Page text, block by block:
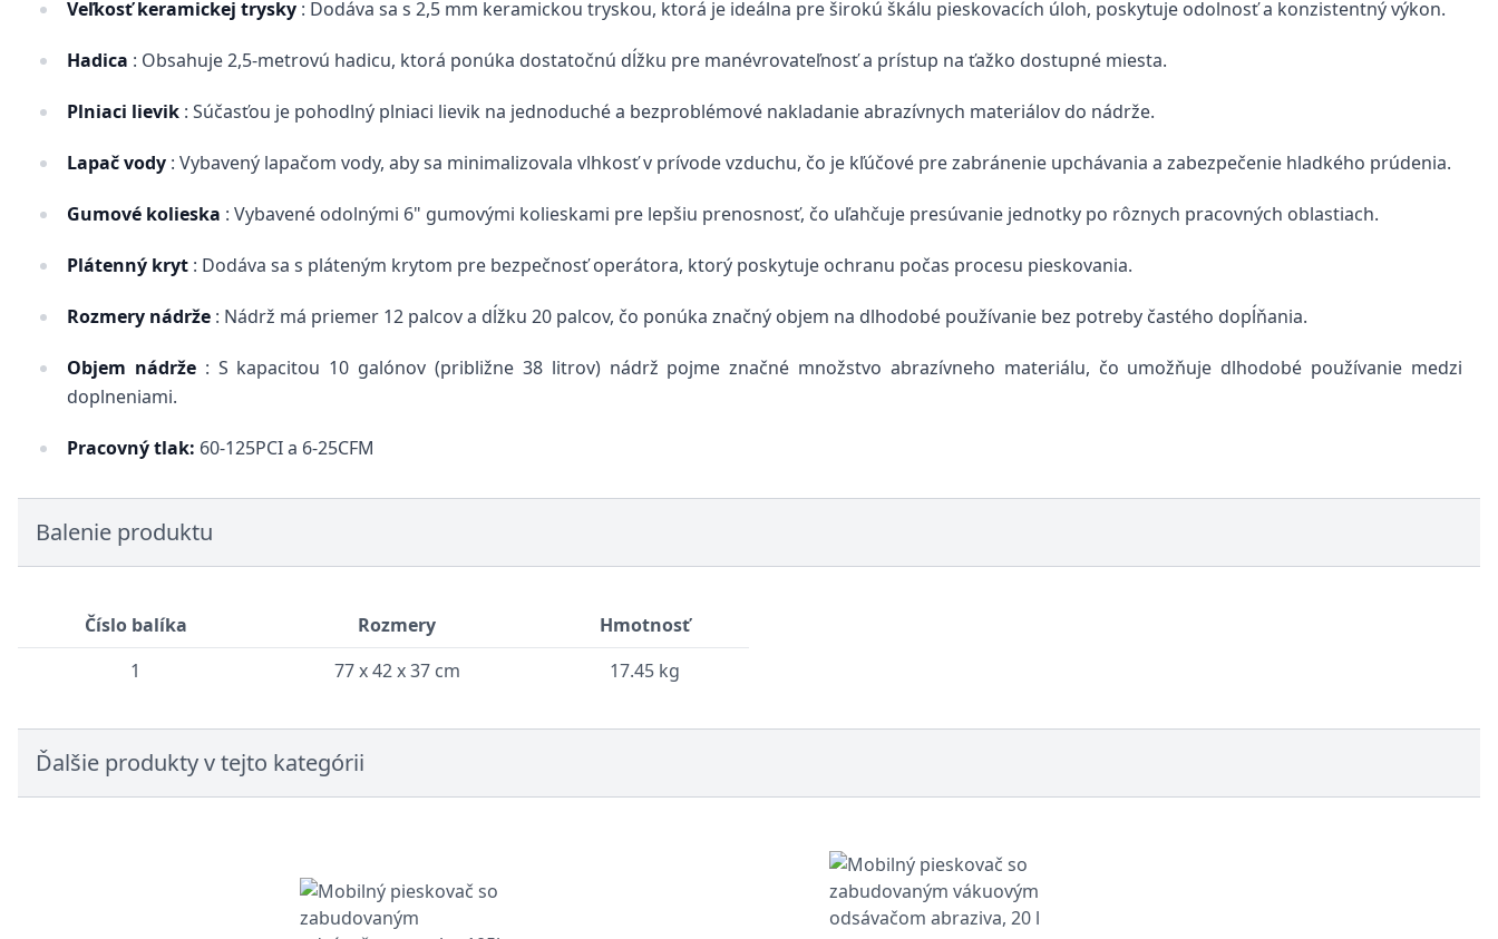
Veľkosť keramickej trysky : Dodáva sa s 2,5 mm keramickou tryskou, ktorá je ideálna pre širokú škálu pieskovacích úloh, poskytuje odolnosť a konzistentný výkon.
Hadica : Obsahuje 2,5-metrovú hadicu, ktorá ponúka dostatočnú dĺžku pre manévrovateľnosť a prístup na ťažko dostupné miesta.
Plniaci lievik : Súčasťou je pohodlný plniaci lievik na jednoduché a bezproblémové nakladanie abrazívnych materiálov do nádrže.
Lapač vody : Vybavený lapačom vody, aby sa minimalizovala vlhkosť v prívode vzduchu, čo je kľúčové pre zabránenie upchávania a zabezpečenie hladkého prúdenia.
Gumové kolieska : Vybavené odolnými 6" gumovými kolieskami pre lepšiu prenosnosť, čo uľahčuje presúvanie jednotky po rôznych pracovných oblastiach.
Plátenný kryt : Dodáva sa s pláteným krytom pre bezpečnosť operátora, ktorý poskytuje ochranu počas procesu pieskovania.
Rozmery nádrže : Nádrž má priemer 12 palcov a dĺžku 20 palcov, čo ponúka značný objem na dlhodobé používanie bez potreby častého dopĺňania.
Objem nádrže: S kapacitou 10 galónov (približne 38 litrov) nádrž pojme značné množstvo abrazívneho materiálu, čo umožňuje dlhodobé používanie medzi
doplneniami.
Pracovný tlak: 60-125PCI a 6-25CFM
Balenie produktu
Číslo balíka Rozmery
Hmotnosť
1
77 x 42 x 37 cm 17.45 kg
Ďalšie produkty v tejto kategórii